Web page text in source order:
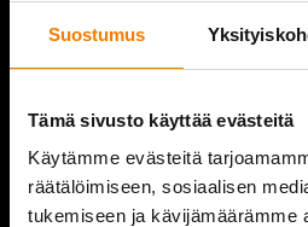
Suostumus
Tämä sivusto käyttää evästeitä
Käytämme evästeitä
räätälöimiseen, sosiaalisen
tukemiseen ja kävijämäärämme